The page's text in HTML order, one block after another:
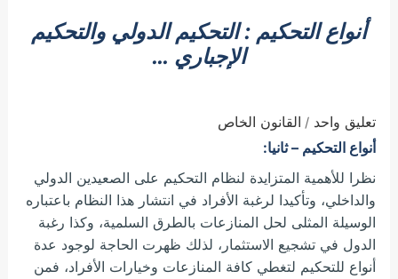
أنواع التحكيم : التحكيم الدولي والتحكيم
الإجباري …
تعليق واحد / القانون الخاص
أنواع التحكيم – ثانيا:
نظرا للأهمية المتزايدة لنظام التحكيم على الصعيدين الدولي
والداخلي، وتأكيدا لرغبة الأفراد في انتشار هذا النظام باعتباره
الوسيلة المثلى لحل المنازعات بالطرق السلمية، وكذا رغبة
الدول في تشجيع الاستثمار، لذلك ظهرت الحاجة لوجود عدة
أنواع للتحكيم لتغطي كافة المنازعات وخيارات الأفراد، فمن